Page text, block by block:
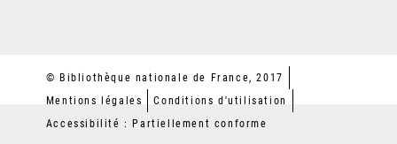
© Bibliothèque nationale de France, 2017
Mentions légales
Conditions d'utilisation
Accessibilité : Partiellement conforme